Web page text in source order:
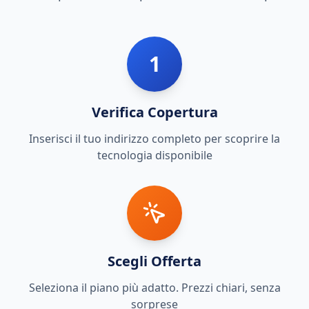
1
Verifica Copertura
Inserisci il tuo indirizzo completo per scoprire la
tecnologia disponibile
Scegli Offerta
Seleziona il piano più adatto. Prezzi chiari, senza
sorprese